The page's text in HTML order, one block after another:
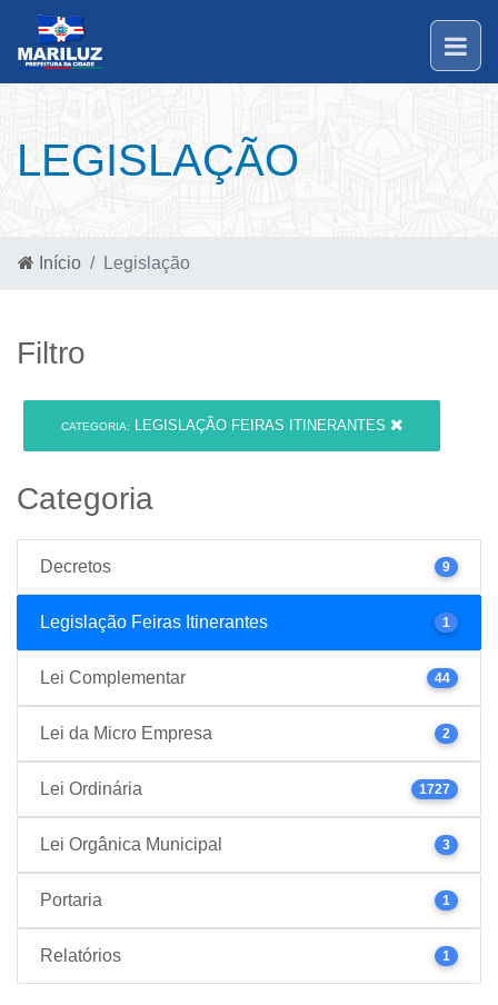
LEGISLAÇÃO
Início Legislação
Filtro
CATEGORIA: LEGISLAÇÃO FEIRAS ITINERANTES
Categoria
Decretos 9
Legislação Feiras Itinerantes 1
Lei Complementar 44
Lei da Micro Empresa 2
Lei Ordinária 1727
Lei Orgânica Municipal 3
Portaria 1
Relatórios 1